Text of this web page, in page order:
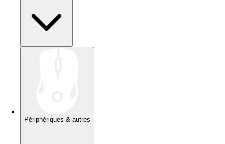
Périphériques & autres